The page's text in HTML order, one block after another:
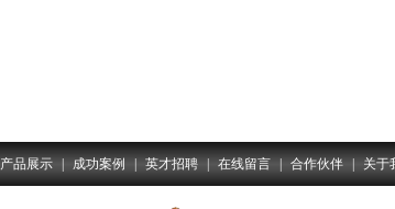
产品展示 成功案例 英才招聘 在线留言 合作伙伴 关于